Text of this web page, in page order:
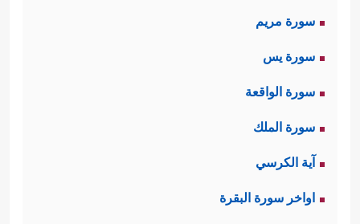
سورة مريم
سورة يس
سورة الواقعة
سورة الملك
آية الكرسي
اواخر سورة البقرة